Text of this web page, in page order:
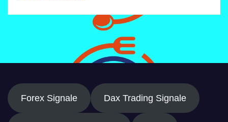
Forex Signale Dax Trading Signale